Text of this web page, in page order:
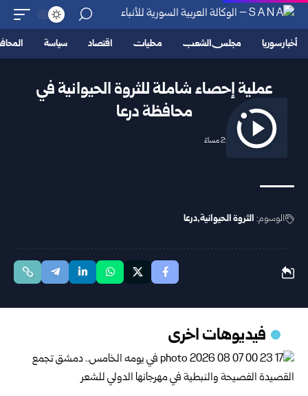
أخبار سوريا مجلس الشعب محليات اقتصاد سياسة
عملية إحصاء شاملة للثروة الحيوانية في
محافظة درعا
2026/03/09 2:36 مساءً
الوسوم: الثروة الحيوانية درعا
فيديوهات اخرى